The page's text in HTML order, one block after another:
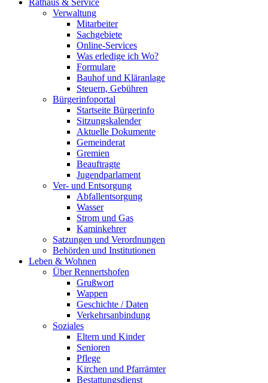
Rathaus & Service
Verwaltung
Mitarbeiter
Sachgebiete
Online-Services
Was erledige ich Wo?
Formulare
Bauhof und Kläranlage
Steuern, Gebühren
Bürgerinfoportal
Startseite Bürgerinfo
Sitzungskalender
Aktuelle Dokumente
Gemeinderat
Gremien
Beauftragte
Jugendparlament
Ver- und Entsorgung
Abfallentsorgung
Wasser
Strom und Gas
Kaminkehrer
Satzungen und Verordnungen
Behörden und Institutionen
Leben & Wohnen
Über Rennertshofen
Grußwort
Wappen
Geschichte / Daten
Verkehrsanbindung
Soziales
Eltern und Kinder
Senioren
Pflege
Kirchen und Pfarrämter
Bestattungsdienst